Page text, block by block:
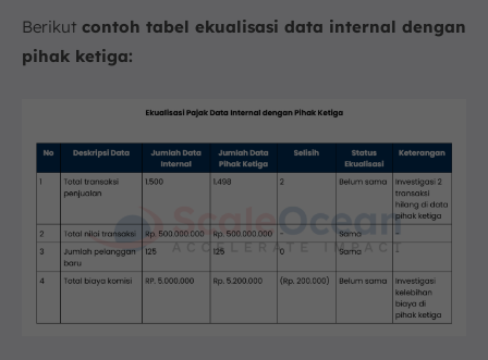
Berikut contoh tabel ekualisasi data internal dengan
pihak ketiga: